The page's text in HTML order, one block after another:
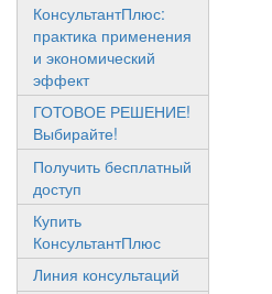
КонсультантПлюс:
практика применения
и экономический
эффект
ГОТОВОЕ РЕШЕНИЕ!
Выбирайте!
Получить бесплатный
доступ
Купить
КонсультантПлюс
Линия консультаций